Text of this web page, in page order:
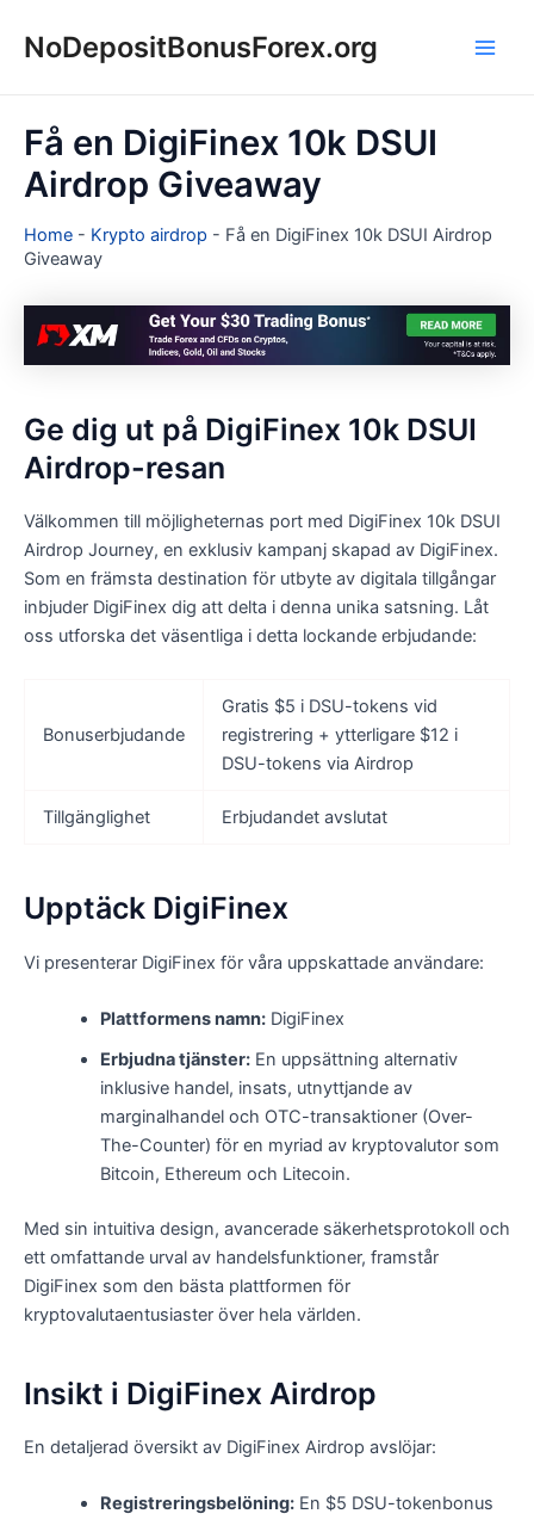
NoDepositBonusForex.org
Få en DigiFinex 10k DSUI
Airdrop Giveaway
Home - Krypto airdrop - Få en DigiFinex 10k DSUI Airdrop
Giveaway
Ge dig ut på DigiFinex 10k DSUI
Airdrop-resan
Välkommen till möjligheternas port med DigiFinex 10k DSUI
Airdrop Journey, en exklusiv kampanj skapad av DigiFinex.
Som en främsta destination för utbyte av digitala tillgångar
inbjuder DigiFinex dig att delta i denna unika satsning. Låt
oss utforska det väsentliga i detta lockande erbjudande:
Bonuserbjudande
Gratis $5 i DSU-tokens vid
registrering + ytterligare $12 i
DSU-tokens via Airdrop
Tillgänglighet Erbjudandet avslutat
Upptäck DigiFinex
Vi presenterar DigiFinex för våra uppskattade användare:
Plattformens namn:DigiFinex
Erbjudna tjänster:En uppsättning alternativ
inklusive handel, insats, utnyttjande av
marginalhandel och OTC-transaktioner (Over-
The-Counter) för en myriad av kryptovalutor som
Bitcoin, Ethereum och Litecoin.
Med sin intuitiva design, avancerade säkerhetsprotokoll och
ett omfattande urval av handelsfunktioner, framstår
DigiFinex som den bästa plattformen för
kryptovalutaentusiaster över hela världen.
Insikt i DigiFinex Airdrop
En detaljerad översikt av DigiFinex Airdrop avslöjar:
Registreringsbelöning:En $5 DSU-tokenbonus